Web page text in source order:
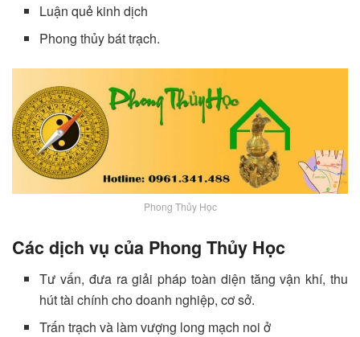
Luận quẻ kinh dịch
Phong thủy bát trạch.
Phong Thủy Học
Các dịch vụ của Phong Thủy Học
Tư vấn, đưa ra giải pháp toàn diện tăng vận khí, thu
hút tài chính cho doanh nghiệp, cơ sở.
Trấn trạch và làm vượng long mạch noi ở